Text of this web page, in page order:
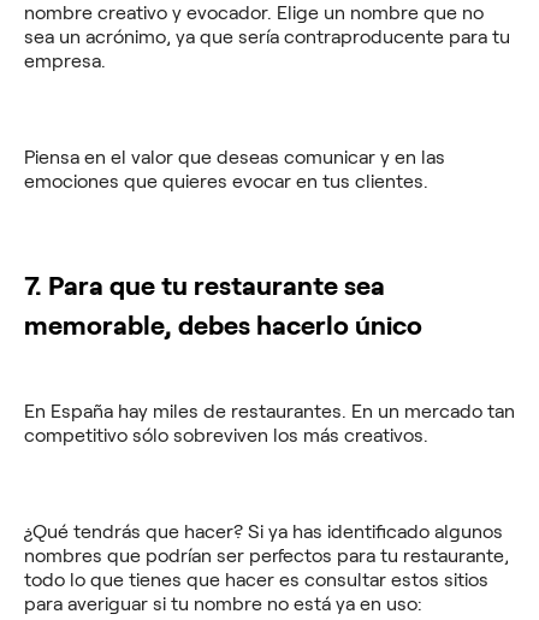
nombre creativo y evocador. Elige un nombre que no
sea un acrónimo, ya que sería contraproducente para tu
empresa.
Piensa en el valor que deseas comunicar y en las
emociones que quieres evocar en tus clientes.
7. Para que tu restaurante sea
memorable, debes hacerlo único
En España hay miles de restaurantes. En un mercado tan
competitivo sólo sobreviven los más creativos.
¿Qué tendrás que hacer? Si ya has identificado algunos
nombres que podrían ser perfectos para tu restaurante,
todo lo que tienes que hacer es consultar estos sitios
para averiguar si tu nombre no está ya en uso: